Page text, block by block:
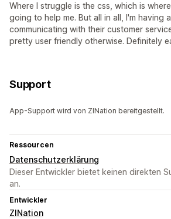
Where I struggle is the css, which is
going to help me. But all in all, I'm having
communicating with their customer
pretty user friendly otherwise. Definitely
Support
App-Support wird von ZINation bereitgestellt.
Ressourcen
Datenschutzerklärung
Dieser Entwickler bietet keinen direkten
an.
Entwickler
ZINation